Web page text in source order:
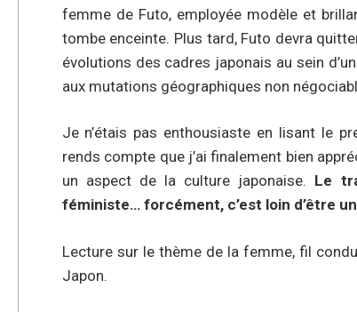
femme de Futo, employée modèle et
tombe enceinte. Plus tard, Futo devra
évolutions des cadres japonais au sein
aux mutations géographiques non
Je n’étais pas enthousiaste en lisant le
rends compte que j’ai finalement bien
un aspect de la culture japonaise. Le
féministe… forcément, c’est loin d’être
Lecture sur le thème de la femme, fil
Japon.